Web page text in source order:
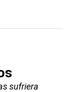
sufriera